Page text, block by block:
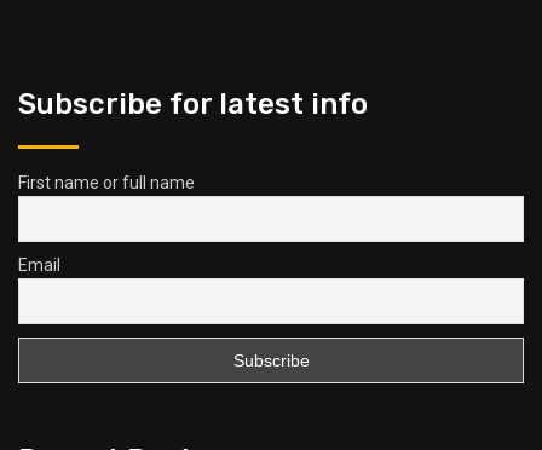
Subscribe for latest info
First name or full name
Email